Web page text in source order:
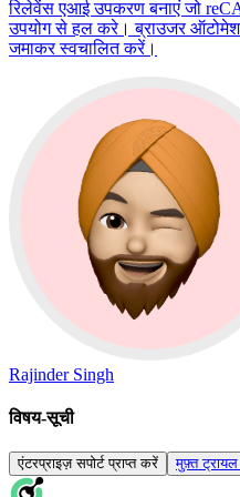
रिलेवेंस एआई उपकरण बनाएं जो
उपयोग से हल करे। ब्राउजर
जमाकर स्वचालित करें।
Rajinder Singh
विषय-सूची
एंटरप्राइज़ सपोर्ट प्राप्त करें मुफ़्त ट्रायल